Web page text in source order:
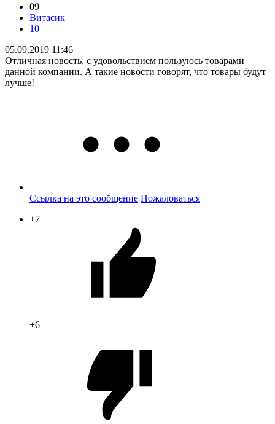
09
Витасик
10
05.09.2019 11:46
Отличная новость, с удовольствием пользуюсь товарами
данной компании. А такие новости говорят, что товары будут
лучше!
Ссылка на это сообщение Пожаловаться
+7
+6